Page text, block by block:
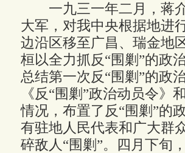
一九三一年二月，蒋介
大军，对我中央根据地进
边沿区移至广昌、瑞金地
桓以全力抓反“围剿”的政
总结第一次反“围剿”的政
《反“围剿”政治动员令
情况，布置了反“围剿”的
有驻地人民代表和广大群
碎敌人“围剿”。四月下旬